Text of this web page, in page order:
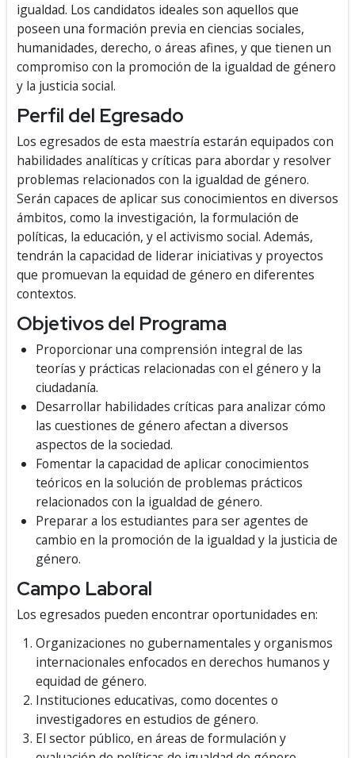
igualdad. Los candidatos ideales son aquellos que
poseen una formación previa en ciencias sociales,
humanidades, derecho, o áreas afines, y que tienen un
compromiso con la promoción de la igualdad de género
y la justicia social.
Perfil del Egresado
Los egresados de esta maestría estarán equipados con
habilidades analíticas y críticas para abordar y resolver
problemas relacionados con la igualdad de género.
Serán capaces de aplicar sus conocimientos en diversos
ámbitos, como la investigación, la formulación de
políticas, la educación, y el activismo social. Además,
tendrán la capacidad de liderar iniciativas y proyectos
que promuevan la equidad de género en diferentes
contextos.
Objetivos del Programa
Proporcionar una comprensión integral de las
teorías y prácticas relacionadas con el género y la
ciudadanía.
Desarrollar habilidades críticas para analizar cómo
las cuestiones de género afectan a diversos
aspectos de la sociedad.
Fomentar la capacidad de aplicar conocimientos
teóricos en la solución de problemas prácticos
relacionados con la igualdad de género.
Preparar a los estudiantes para ser agentes de
cambio en la promoción de la igualdad y la justicia de
género.
Campo Laboral
Los egresados pueden encontrar oportunidades en:
Organizaciones no gubernamentales y organismos
internacionales enfocados en derechos humanos y
equidad de género.
Instituciones educativas, como docentes o
investigadores en estudios de género.
El sector público, en áreas de formulación y